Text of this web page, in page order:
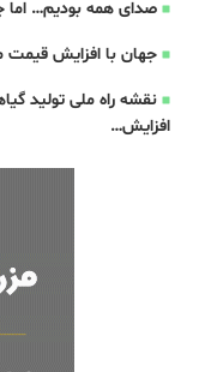
صدای همه بودیم…
جهان با افزایش قیمت
نقشه راه ملی تولید
افزایش…